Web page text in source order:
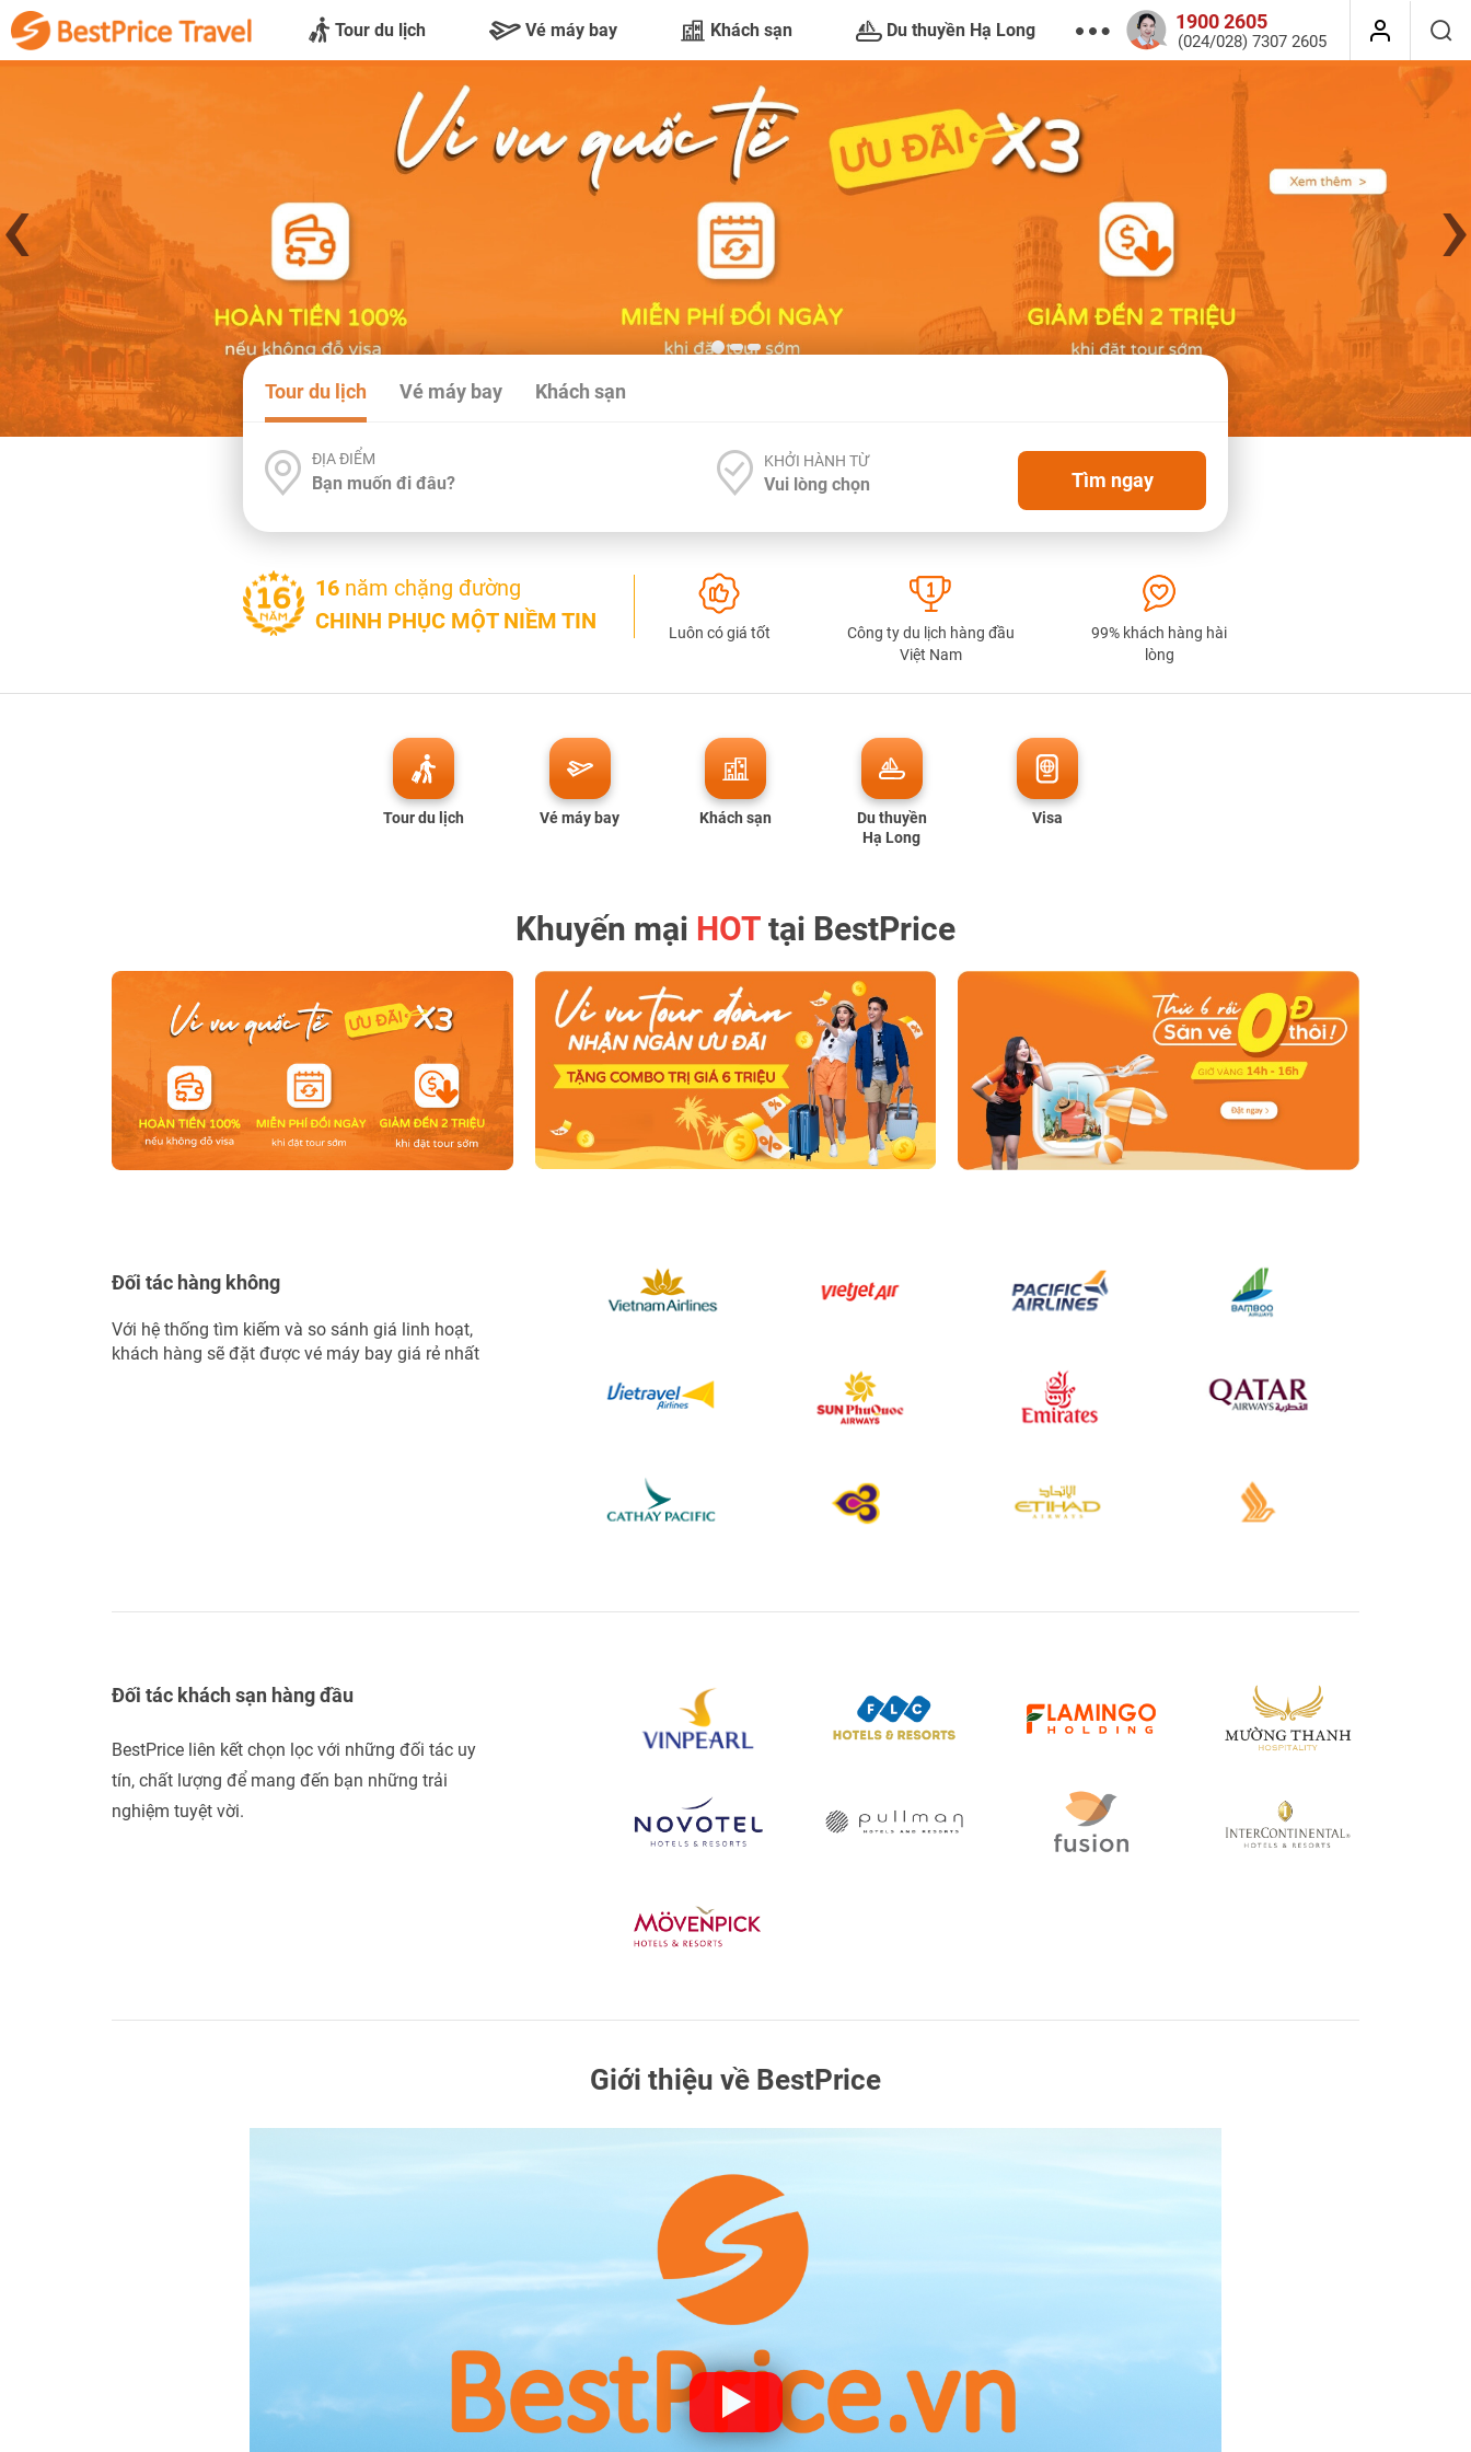
Tour du lịch Vé máy bay Khách sạn Du thuyền Hạ Long 1900 2605
(024/028) 7307 2605
‹ ›
Tour du lịch Vé máy bay Khách sạn
ĐỊA ĐIỂM KHỞI HÀNH TỪ
Tìm ngay
16 năm chặng đường
CHINH PHỤC MỘT NIỀM TIN
Luôn có giá tốt
Công ty du lịch hàng đầu
Việt Nam
99% khách hàng hài
lòng
Tour du lịch Vé máy bay Khách sạn
Du thuyền
Hạ Long
Visa
Khuyến mại HOT tại BestPrice
Đối tác hàng không
Với hệ thống tìm kiếm và so sánh giá linh hoạt,
khách hàng sẽ đặt được vé máy bay giá rẻ nhất
Đối tác khách sạn hàng đầu
BestPrice liên kết chọn lọc với những đối tác uy
tín, chất lượng để mang đến bạn những trải
nghiệm tuyệt vời.
Giới thiệu về BestPrice
TƯ VẤN NGAY
NHẬN ƯU ĐÃI NGAY